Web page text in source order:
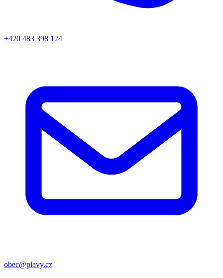
+420 483 398 124
obec@plavy.cz